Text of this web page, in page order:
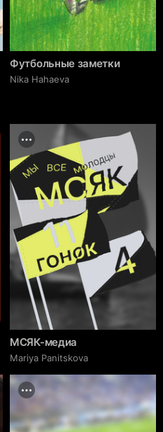
Футбольные заметки
Nika Hahaeva
МСЯК-медиа
Mariya Panitskova